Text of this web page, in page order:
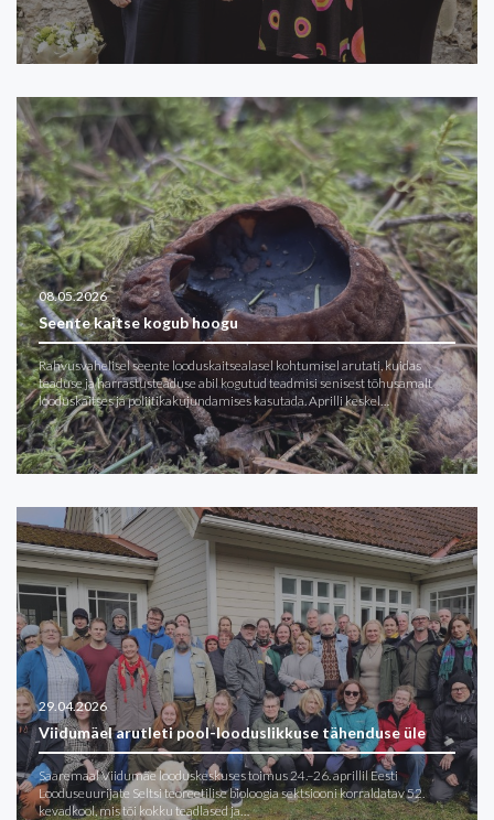
08.05.2026
Seente kaitse kogub hoogu
Rahvusvahelisel seente looduskaitsealasel kohtumisel arutati, kuidas
teaduse ja harrastusteaduse abil kogutud teadmisi senisest tõhusamalt
looduskaitses ja poliitikakujundamises kasutada. Aprilli keskel…
29.04.2026
Viidumäel arutleti pool-looduslikkuse tähenduse üle
Saaremaal Viidumäe looduskeskuses toimus 24.–26. aprillil Eesti
Looduseuurijate Seltsi teoreetilise bioloogia sektsiooni korraldatav 52.
kevadkool, mis tõi kokku teadlased ja…